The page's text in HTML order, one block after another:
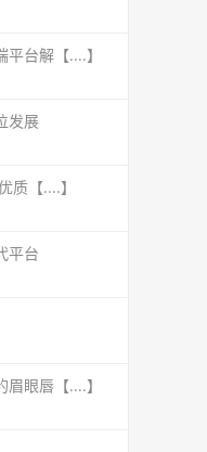
台解【....】
发展
质【....】
平台
眼唇【....】